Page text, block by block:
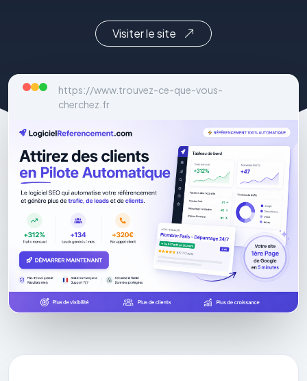
Visiter le site
https://www.trouvez-ce-que-vous-
cherchez.fr